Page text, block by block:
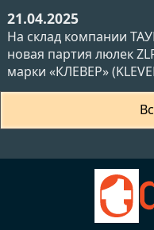
21.04.2025
На склад компании
новая партия люлек
марки «КЛЕВЕР»